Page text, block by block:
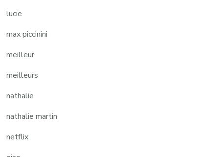
lucie
max piccinini
meilleur
meilleurs
nathalie
nathalie martin
netflix